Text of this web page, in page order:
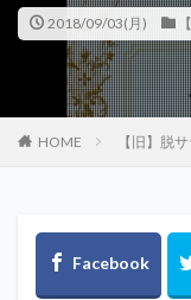
2018/09/03(月)
HOME 【旧】脱